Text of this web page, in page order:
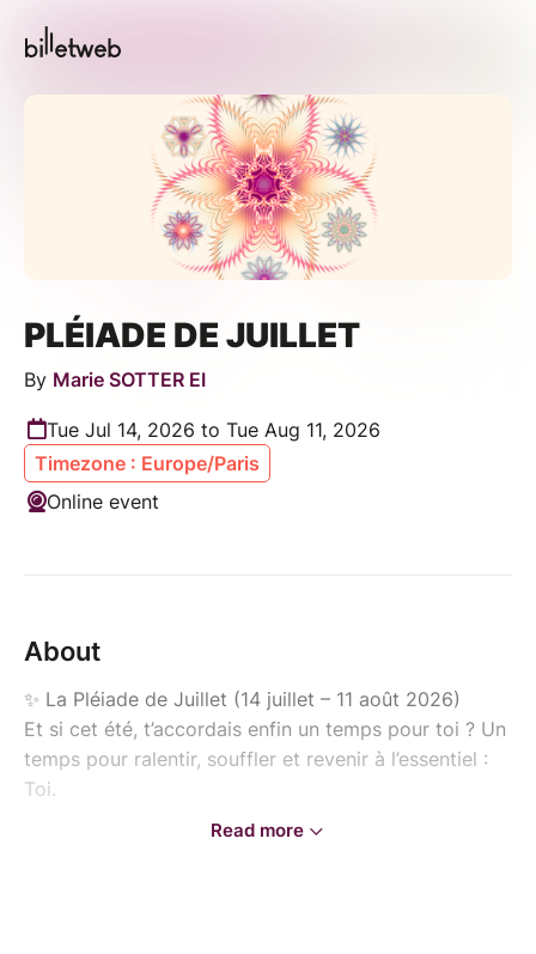
PLÉIADE DE JUILLET
By Marie SOTTER EI
Tue Jul 14, 2026 to Tue Aug 11, 2026
Timezone : Europe/Paris
Online event
About
✨️ La Pléiade de Juillet (14 juillet – 11 août 2026)
Et si cet été, t’accordais enfin un temps pour toi ? Un
temps pour ralentir, souffler et revenir à l’essentiel :
Toi.
Read more